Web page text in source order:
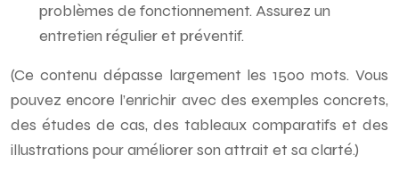
problèmes de fonctionnement. Assurez un
entretien régulier et préventif.
(Ce contenu dépasse largement les 1500 mots. Vous
pouvez encore l’enrichir avec des exemples concrets,
des études de cas, des tableaux comparatifs et des
illustrations pour améliorer son attrait et sa clarté.)